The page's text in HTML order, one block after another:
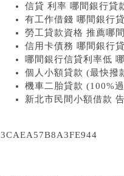
信貸 利率 哪間銀行貸
有工作借錢 哪間銀行
勞工貸款資格 推薦哪
信用卡債務 哪間銀行
哪間銀行信貸利率低
個人小額貸款 (最快撥
機車二胎貸款 (100%
新北市民間小額借款
3CAEA57B8A3FE944